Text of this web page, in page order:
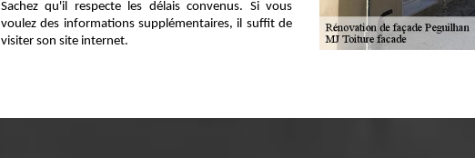
Sachez qu'il respecte les délais convenus. Si vous
voulez des informations supplémentaires, il suffit de
visiter son site internet.